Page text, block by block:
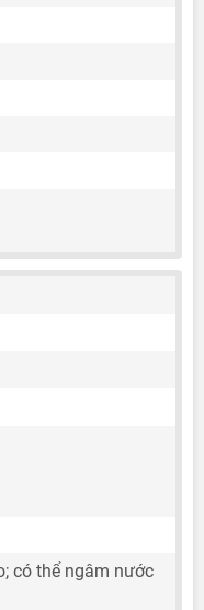
có thể ngâm nước